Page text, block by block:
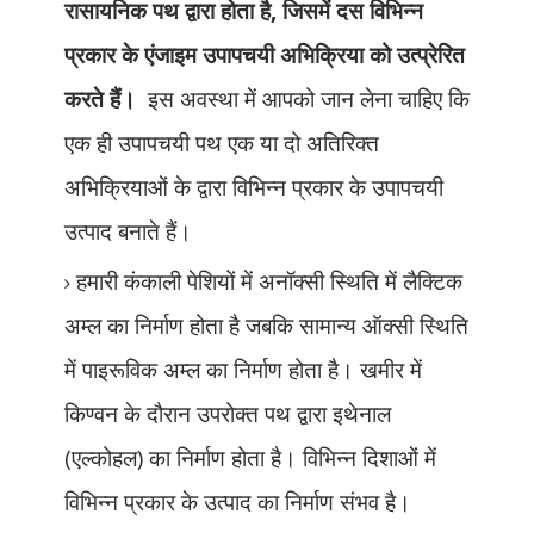
रासायनिक पथ द्वारा होता है,जिसमें दस विभिन्न
प्रकार के एंजाइम उपापचयी अभिक्रिया को उत्प्रेरित
करते हैं। इस अवस्था में आपको जान लेना चाहिए कि
एक ही उपापचयी पथ एक या दो अतिरिक्त
अभिक्रियाओं के द्वारा विभिन्न प्रकार के उपापचयी
उत्पाद बनाते हैं।
हमारी कंकाली पेशियों में अनॉक्सी स्थिति में लैक्टिक
अम्ल का निर्माण होता है जबकि सामान्य ऑक्सी स्थिति
में पाइरूविक अम्ल का निर्माण होता है। खमीर में
किण्वन के दौरान उपरोक्त पथ द्वारा इथेनाल
(एल्कोहल) का निर्माण होता है। विभिन्न दिशाओं में
विभिन्न प्रकार के उत्पाद का निर्माण संभव है।